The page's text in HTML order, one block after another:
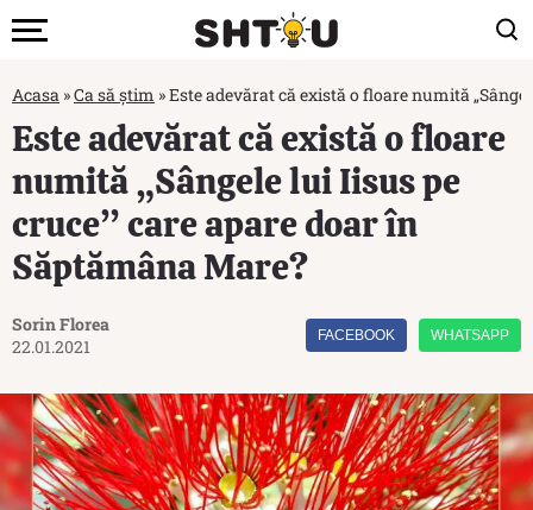
Acasa »Ca să știm »Este adevărat că există o floare numită
Este adevărat că există o floare
numită „Sângele lui Iisus pe
cruce” care apare doar în
Săptămâna Mare?
Sorin Florea
22.01.2021
FACEBOOK WHATSAPP